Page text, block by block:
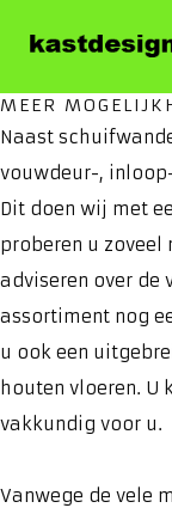
Voor op
Kasten
MEER
Naast
vouwdeur-,
Dit doen wij met
proberen u
adviseren over de
assortiment nog
u ook een
houten vloeren.
vakkundig voor u.
Vanwege de vele